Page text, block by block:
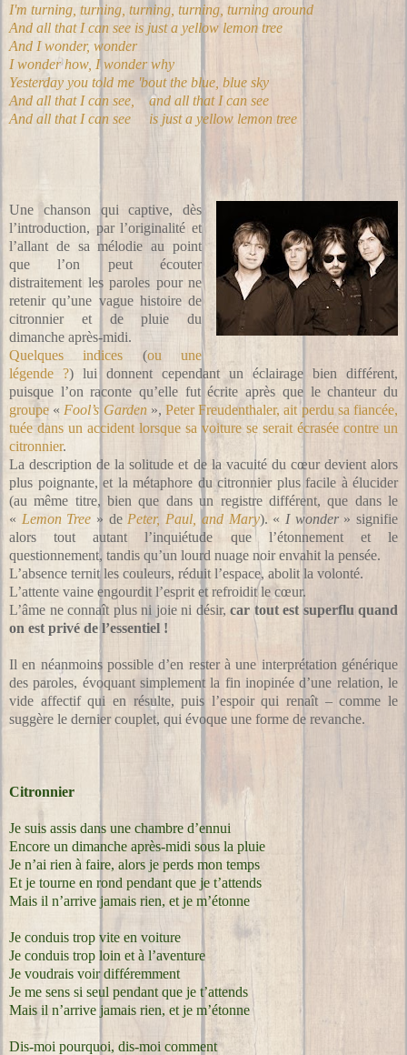
I'm turning, turning, turning, turning, turning around
And all that I can see is just a yellow lemon tree
And I wonder, wonder
I wonder how, I wonder why
Yesterday you told me 'bout the blue, blue sky
And all that I can see, and all that I can see
And all that I can see is just a yellow lemon tree
Une chanson qui captive, dès
l’introduction, par l’originalité et
l’allant de sa mélodie au point
que l’on peut écouter
distraitement les paroles pour ne
retenir qu’une vague histoire de
citronnier et de pluie du
dimanche après-midi.
Quelques indices (ou une
légende ?) lui donnent cependant un éclairage bien différent,
puisque l’on raconte qu’elle fut écrite après que le chanteur du
groupe « Fool’s Garden »,Peter Freudenthaler, ait perdu sa fiancée,
tuée dans un accident lorsque sa voiture se serait écrasée contre un
citronnier.
La description de la solitude et de la vacuité du cœur devient alors
plus poignante, et la métaphore du citronnier plus facile à élucider
(au même titre, bien que dans un registre différent, que dans le
« Lemon Tree » de Peter, Paul, and Mary). « I wonder» signifie
alors tout autant l’inquiétude que l’étonnement et le
questionnement, tandis qu’un lourd nuage noir envahit la pensée.
L’absence ternit les couleurs, réduit l’espace, abolit la volonté.
L’attente vaine engourdit l’esprit et refroidit le cœur.
L’âme ne connaît plus ni joie ni désir, car tout est superflu quand
on est privé de l’essentiel !
Il en néanmoins possible d’en rester à une interprétation générique
des paroles, évoquant simplement la fin inopinée d’une relation, le
vide affectif qui en résulte, puis l’espoir qui renaît – comme le
suggère le dernier couplet, qui évoque une forme de revanche.
Citronnier
Je suis assis dans une chambre d’ennui
Encore un dimanche après-midi sous la pluie
Je n’ai rien à faire, alors je perds mon temps
Et je tourne en rond pendant que je t’attends
Mais il n’arrive jamais rien, et je m’étonne
Je conduis trop vite en voiture
Je conduis trop loin et à l’aventure
Je voudrais voir différemment
Je me sens si seul pendant que je t’attends
Mais il n’arrive jamais rien, et je m’étonne
Dis-moi pourquoi, dis-moi comment